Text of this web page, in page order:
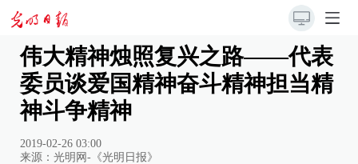
伟大精神烛照复兴之路——代表
委员谈爱国精神奋斗精神担当精
神斗争精神
2019-02-26 03:00
来源： 光明网-《光明日报》